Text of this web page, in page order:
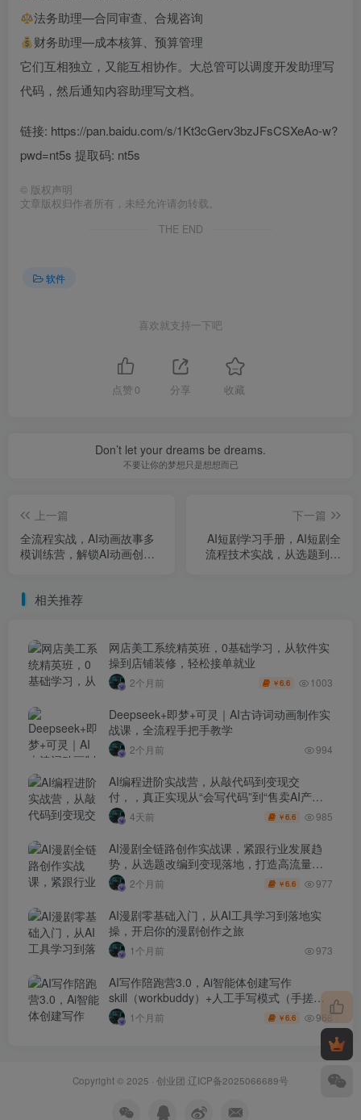
法务助理—合同审查、合规咨询
财务助理—成本核算、预算管理
它们互相独立，又能互相协作。大总管可以调度开发助理写
代码，然后通知内容助理写文档。
链接: https://pan.baidu.com/s/1Kt3cGerv3bzJFsCSXeAo-w?
pwd=nt5s 提取码: nt5s
© 版权声明
文章版权归作者所有，未经允许请勿转载。
THE END
软件
喜欢就支持一下吧
点赞 0 分享 收藏
Don’t let your dreams be dreams.
不要让你的梦想只是想想而已
上一篇
全流程实战，AI动画故事多
模训练营，解锁AI动画创作
下一篇
AI短剧学习手册，AI短剧全
流程技术实战，从选题到视
相关推荐
网店美工系统精英班，0基础学习，从软件实
操到店铺装修，轻松接单就业
2个月前 ￥6.6 1003
Deepseek+即梦+可灵｜AI古诗词动画制作实
战课，全流程手把手教学
2个月前 994
AI编程进阶实战营，从敲代码到变现交
付，，真正实现从“会写代码”到“售卖AI产品
盈利”的跨越
4天前 ￥6.6 985
AI漫剧全链路创作实战课，紧跟行业发展趋
势，从选题改编到变现落地，打造高流量优
质作品2个月前 ￥6.6 977
AI漫剧零基础入门，从AI工具学习到落地实
操，开启你的漫剧创作之旅
1个月前 973
AI写作陪跑营3.0，Ai智能体创建写作
skill（workbuddy）+人工手写模式（手搓模
式），去除AI痕迹（头条号、公众号、百家
号）
1个月前 ￥6.6 968
Copyright © 2025 · 创业团 辽ICP备2025066689号